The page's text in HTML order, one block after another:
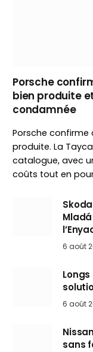
Porsche
bien produite
condamnée
Porsche confirme
produite. La
catalogue, avec
coûts tout en
6 août
6 août
sans